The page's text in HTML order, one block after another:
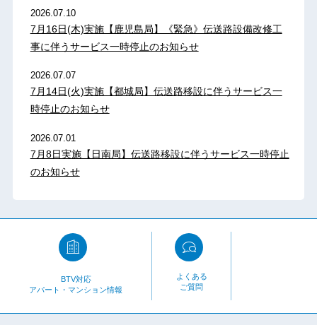
2026.07.10
7月16日(木)実施【鹿児島局】《緊急》伝送路設備改修工
事に伴うサービス一時停止のお知らせ
2026.07.07
7月14日(火)実施【都城局】伝送路移設に伴うサービス一
時停止のお知らせ
2026.07.01
7月8日実施【日南局】伝送路移設に伴うサービス一時停止
のお知らせ
BTV対応
アパート・マンション情報
よくある
ご質問